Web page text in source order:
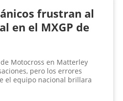
frustran al
en el MXGP de
Motocross en Matterley
pero los errores
el equipo nacional brillara